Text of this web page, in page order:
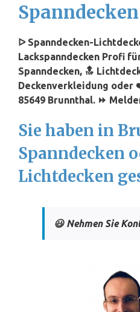
ᐅ Spanndecken-
Lackspanndecken Profi
Spanndecken, 🔝
Deckenverkleidung oder
85649 Brunnthal. ⏩
Sie haben in
Spanndecken
Lichtdecken
😃 Nehmen Sie